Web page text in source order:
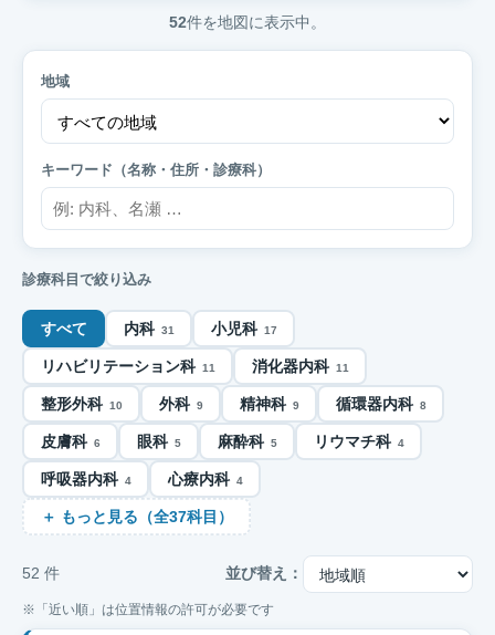
52件を地図に表示中。
地域
キーワード（名称・住所・診療科）
診療科目で絞り込み
すべて 内科 31 小児科 17
リハビリテーション科 11 消化器内科 11
整形外科 10 外科 9 精神科 9 循環器内科 8
皮膚科 6 眼科 5 麻酔科 5 リウマチ科 4
呼吸器内科 4 心療内科 4
＋ もっと見る（全37科目）
52 件 並び替え：
※「近い順」は位置情報の許可が必要です